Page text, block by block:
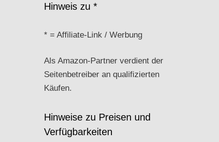
Hinweis zu *
* = Affiliate-Link / Werbung
Als Amazon-Partner verdient der
Seitenbetreiber an qualifizierten
Käufen.
Hinweise zu Preisen und
Verfügbarkeiten